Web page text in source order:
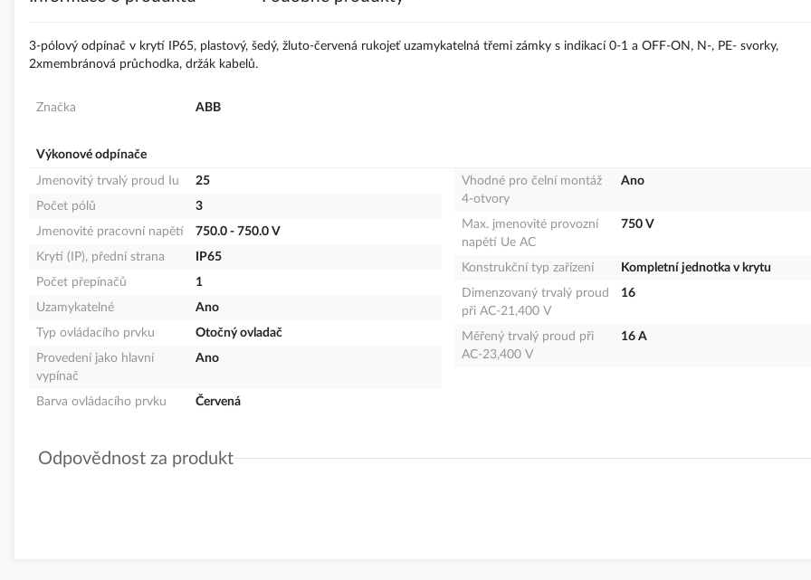
3-pólový odpínač v krytí IP65, plastový, šedý, žluto-červená rukojeť uzamykatelná třemi zámky s indikací 0-1 a OFF-ON, N-, PE- svorky,
2xmembránová průchodka, držák kabelů.
Značka ABB
Výkonové odpínače
Jmenovitý trvalý proud Iu
25
Počet pólů
3
Jmenovité pracovní napětí
750.0 - 750.0 V
Krytí (IP), přední strana
IP65
Počet přepínačů
1
Uzamykatelné
Ano
Typ ovládacího prvku
Otočný ovladač
Provedení jako hlavní
vypínač
Ano
Barva ovládacího prvku Červená
Vhodné pro čelní montáž
4-otvory
Ano
Max. jmenovité provozní
napětí Ue AC
750 V
Konstrukční typ zařízení
Kompletní jednotka v krytu
Dimenzovaný trvalý proud
při AC-21,400 V
16
Měřený trvalý proud při
AC-23,400 V
16 A
GPSR Details
Odpovědnost za produkt